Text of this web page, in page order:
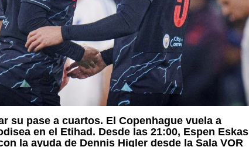
su pase a cuartos. El Copenhague vuela a
en el Etihad. Desde las 21:00, Espen Eskas
la ayuda de Dennis Higler desde la Sala VOR